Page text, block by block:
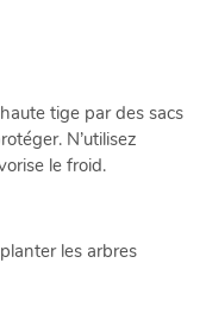
tige par des sacs
N’utilisez
le froid.
les arbres